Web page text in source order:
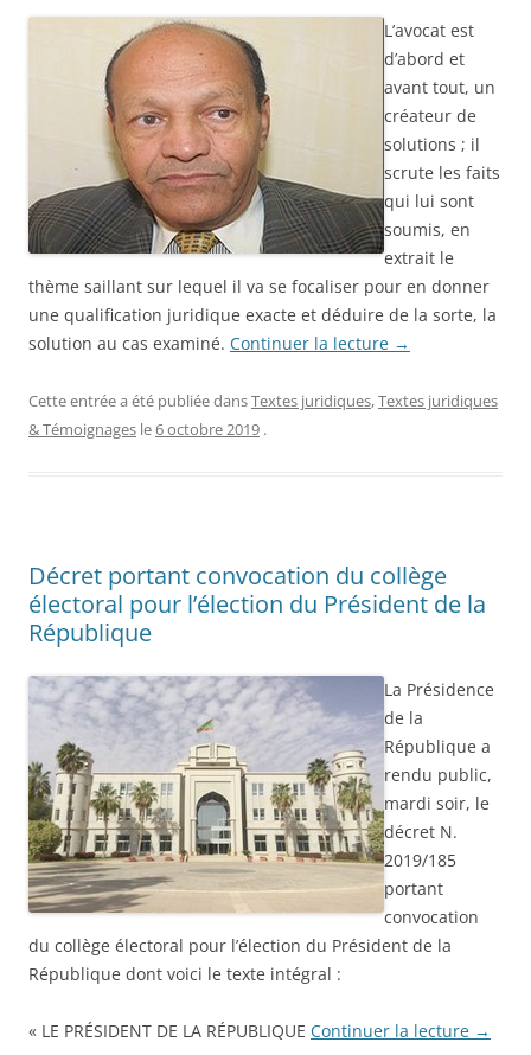
L’avocat est
d’abord et
avant tout, un
créateur de
solutions ; il
scrute les faits
qui lui sont
soumis, en
extrait le
thème saillant sur lequel il va se focaliser pour en donner
une qualification juridique exacte et déduire de la sorte, la
solution au cas examiné. Continuer la lecture →
Cette entrée a été publiée dansTextes juridiques,Textes juridiques
& Témoignages le6 octobre 2019 .
Décret portant convocation du collège
électoral pour l’élection du Président de la
République
La Présidence
de la
République a
rendu public,
mardi soir, le
décret N.
2019/185
portant
convocation
du collège électoral pour l’élection du Président de la
République dont voici le texte intégral :
« LE PRÉSIDENT DE LA RÉPUBLIQUE Continuer la lecture →